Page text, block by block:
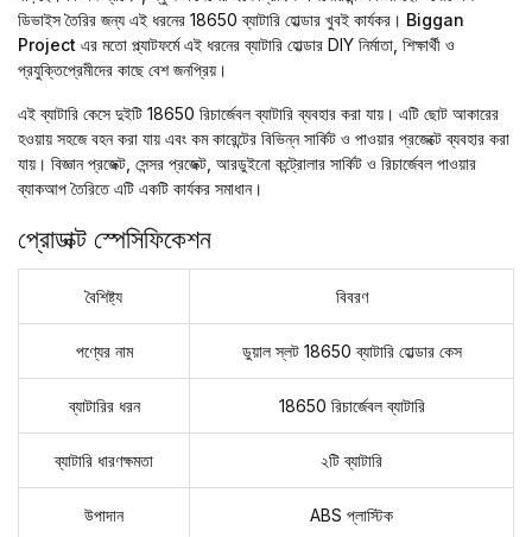
ডিভাইস তৈরির জন্য এই ধরনের 18650 ব্যাটারি হোল্ডার খুবই কার্যকর। Biggan
Project এর মতো প্ল্যাটফর্মে এই ধরনের ব্যাটারি হোল্ডার DIY নির্মাতা, শিক্ষার্থী ও
প্রযুক্তিপ্রেমীদের কাছে বেশ জনপ্রিয়।
এই ব্যাটারি কেসে দুইটি 18650 রিচার্জেবল ব্যাটারি ব্যবহার করা যায়। এটি ছোট আকারের
হওয়ায় সহজে বহন করা যায় এবং কম কারেন্টের বিভিন্ন সার্কিট ও পাওয়ার প্রজেক্টে ব্যবহার করা
যায়। বিজ্ঞান প্রজেক্ট, সেন্সর প্রজেক্ট, আরডুইনো কন্ট্রোলার সার্কিট ও রিচার্জেবল পাওয়ার
ব্যাকআপ তৈরিতে এটি একটি কার্যকর সমাধান।
প্রোডাক্ট স্পেসিফিকেশন
বৈশিষ্ট্য বিবরণ
পণ্যের নাম ডুয়াল স্লট 18650 ব্যাটারি হোল্ডার কেস
ব্যাটারির ধরন 18650 রিচার্জেবল ব্যাটারি
ব্যাটারি ধারণক্ষমতা ২টি ব্যাটারি
উপাদান ABS প্লাস্টিক